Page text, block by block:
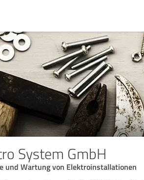
System GmbH
und Wartung von Elektroinstallationen